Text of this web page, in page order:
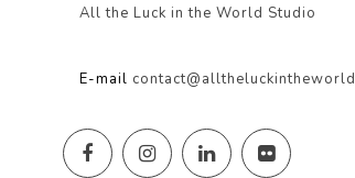
All the Luck in the World Studio
E-mail